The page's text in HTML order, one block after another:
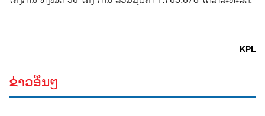
KPL
ຂ່າວອື່ນໆ